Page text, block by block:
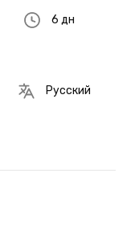
6 дн
Русский